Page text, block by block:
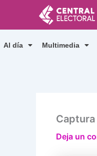
contenido
Al día Multimedia
Captura
Deja un